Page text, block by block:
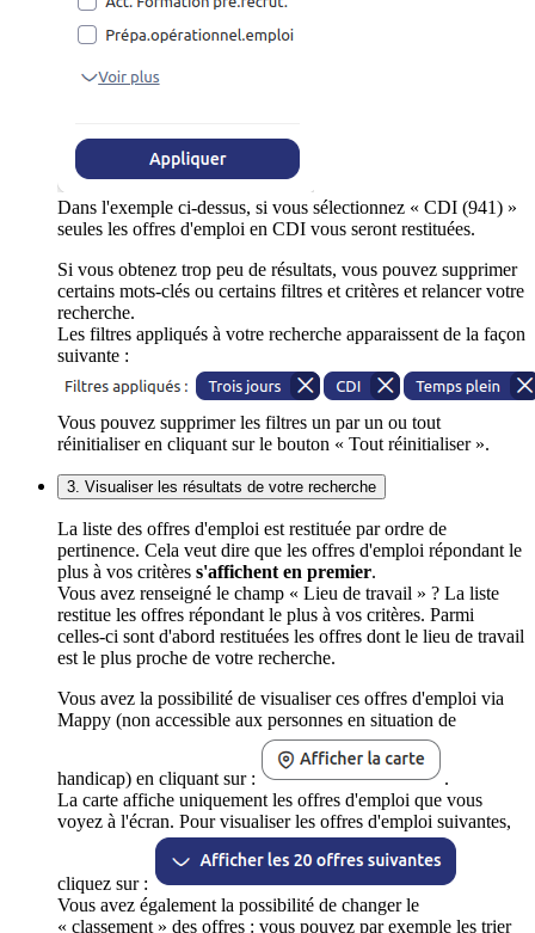
Dans l'exemple ci-dessus, si vous sélectionnez « CDI (941) »
seules les offres d'emploi en CDI vous seront restituées.
Si vous obtenez trop peu de résultats, vous pouvez supprimer
certains mots-clés ou certains filtres et critères et relancer votre
recherche.
Les filtres appliqués à votre recherche apparaissent de la façon
suivante :
Vous pouvez supprimer les filtres un par un ou tout
réinitialiser en cliquant sur le bouton « Tout réinitialiser ».
3. Visualiser les résultats de votre recherche
La liste des offres d'emploi est restituée par ordre de
pertinence. Cela veut dire que les offres d'emploi répondant le
plus à vos critères s'affichent en premier.
Vous avez renseigné le champ « Lieu de travail » ? La liste
restitue les offres répondant le plus à vos critères. Parmi
celles-ci sont d'abord restituées les offres dont le lieu de travail
est le plus proche de votre recherche.
Vous avez la possibilité de visualiser ces offres d'emploi via
Mappy (non accessible aux personnes en situation de
handicap) en cliquant sur :
.
La carte affiche uniquement les offres d'emploi que vous
voyez à l'écran. Pour visualiser les offres d'emploi suivantes,
cliquez sur :
Vous avez également la possibilité de changer le
« classement » des offres : vous pouvez par exemple les trier